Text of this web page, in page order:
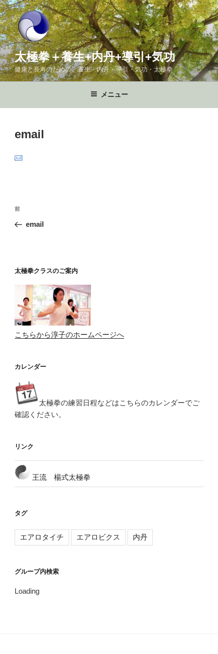
コ
ン
テ
ン
ツ
へ
ス
プ
太極拳＋養生+内丹+導引+気功
健康と長寿のための、養生・内丹・導引・気功・太極拳
メニュー
email
投
ナ
ー
ョ
ン
前
の
前
email
太極拳クラスのご案内
こちらから淳子のホームページへ
カレンダー
太極拳の練習日程などはこちらのカレンダーでご
確認ください。
リンク
王流 楊式太極拳
タグ
エアロタイチ エアロビクス 内丹
グループ内検索
Loading